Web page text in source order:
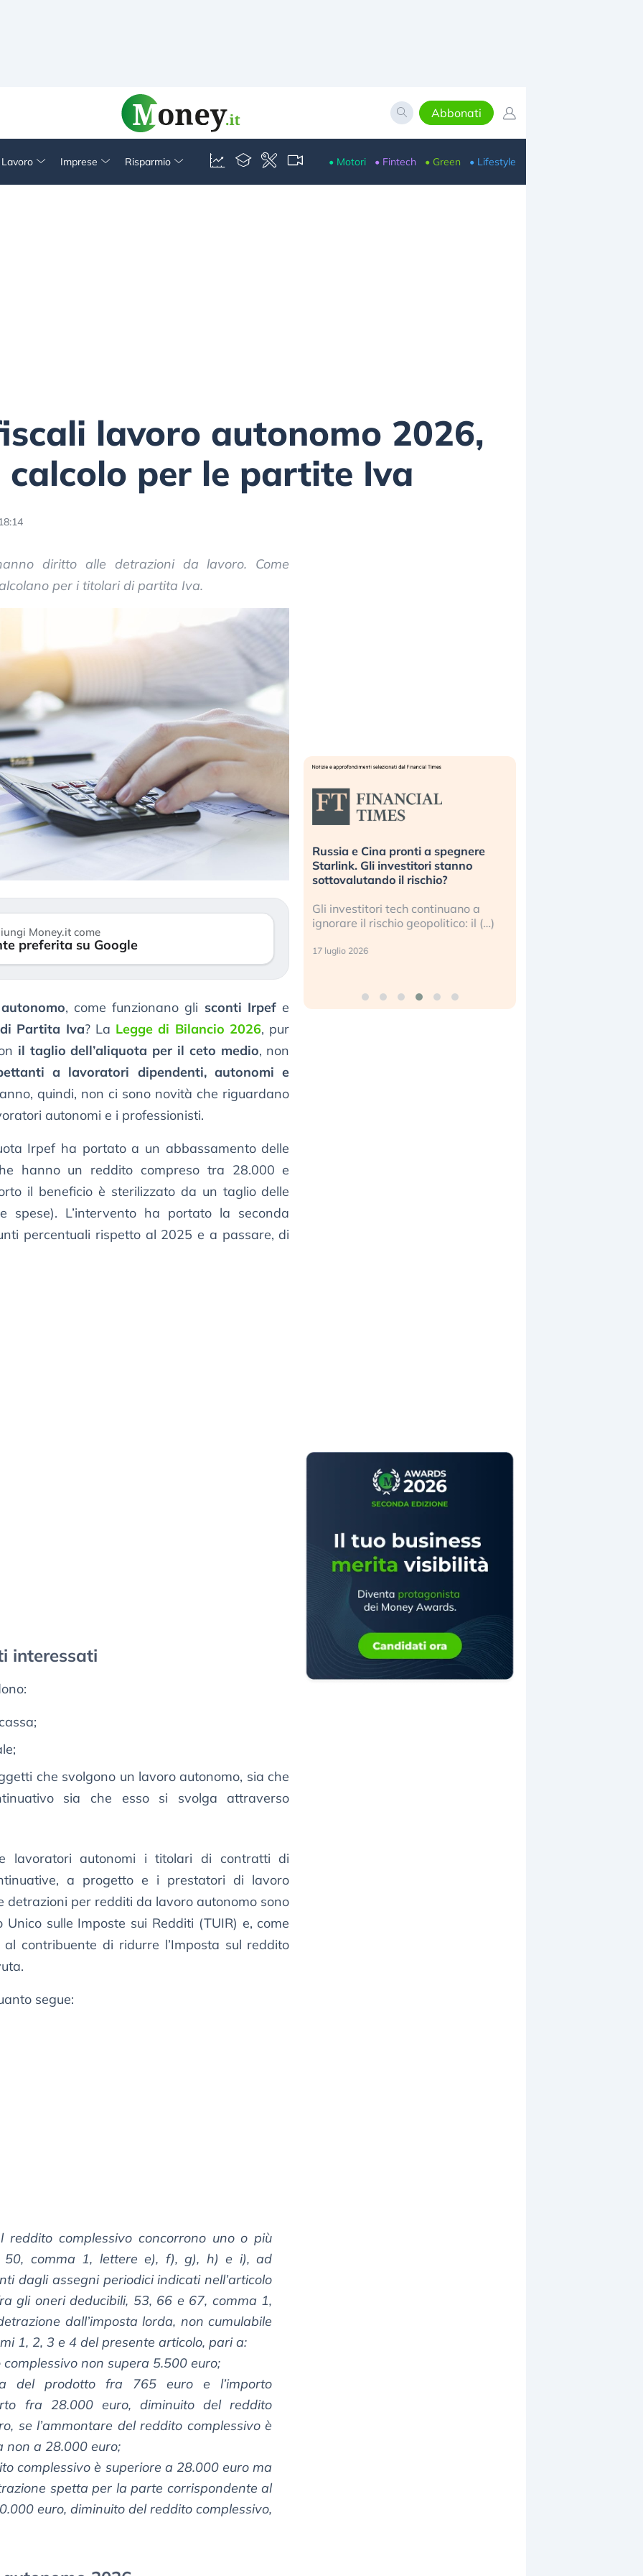
Abbonati
Imprese Risparmio • Motori • Fintech • Green • Lifestyle
lavoro autonomo 2026,
per le partite Iva
diritto alle detrazioni da lavoro. Come
per i titolari di partita Iva.
Money.it come
preferita su Google
, come funzionano gli sconti Irpef e
Partita Iva? La Legge di Bilancio 2026, pur
il taglio dell’aliquota per il ceto medio, non
a lavoratori dipendenti, autonomi e
quindi, non ci sono novità che riguardano
autonomi e i professionisti.
Irpef ha portato a un abbassamento delle
hanno un reddito compreso tra 28.000 e
il beneficio è sterilizzato da un taglio delle
spese). L’intervento ha portato la seconda
percentuali rispetto al 2025 e a passare, di
interessati
che svolgono un lavoro autonomo, sia che
sia che esso si svolga attraverso
lavoratori autonomi i titolari di contratti di
a progetto e i prestatori di lavoro
detrazioni per redditi da lavoro autonomo sono
sulle Imposte sui Redditi (TUIR) e, come
contribuente di ridurre l’Imposta sul reddito
segue:
reddito complessivo concorrono uno o più
comma 1, lettere e), f), g), h) e i), ad
dagli assegni periodici indicati nell’articolo
gli oneri deducibili, 53, 66 e 67, comma 1,
dall’imposta lorda, non cumulabile
1, 2, 3 e 4 del presente articolo, pari a:
non supera 5.500 euro;
del prodotto fra 765 euro e l’importo
fra 28.000 euro, diminuito del reddito
se l’ammontare del reddito complessivo è
non a 28.000 euro;
complessivo è superiore a 28.000 euro ma
spetta per la parte corrispondente al
euro, diminuito del reddito complessivo,
Investitori
lo scoppio
Quando la finanza pesa più
dell’economia reale. L’America sta
ripetendo gli errori del 2008?
sempre più sganciata dall’economia
reale. (…)
24 luglio 2026
Russia e Cina pronti a spegnere
Starlink. Gli investitori stanno
sottovalutando il rischio?
Gli investitori tech continuano a
ignorare il rischio geopolitico: il (…)
17 luglio 2026